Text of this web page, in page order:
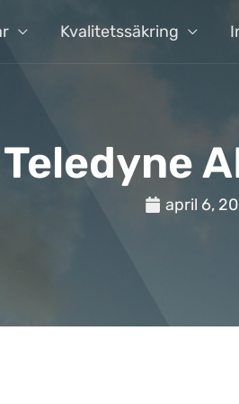
Kvalitetssäkring
Teledyne
april 6,